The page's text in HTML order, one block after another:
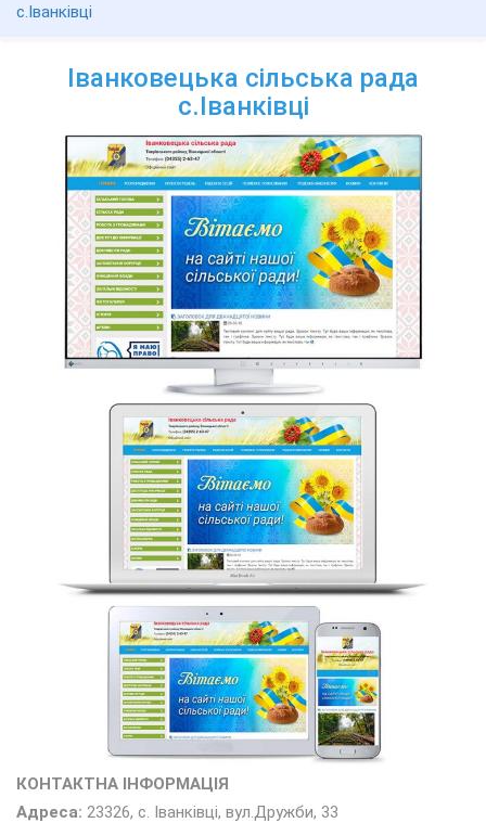
с.Іванківці
Іванковецька сільська рада
с.Іванківці
КОНТАКТНА ІНФОРМАЦІЯ
Адреса: 23326, с. Іванківці, вул.Дружби, 33